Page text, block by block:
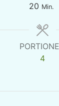
20 Min.
4